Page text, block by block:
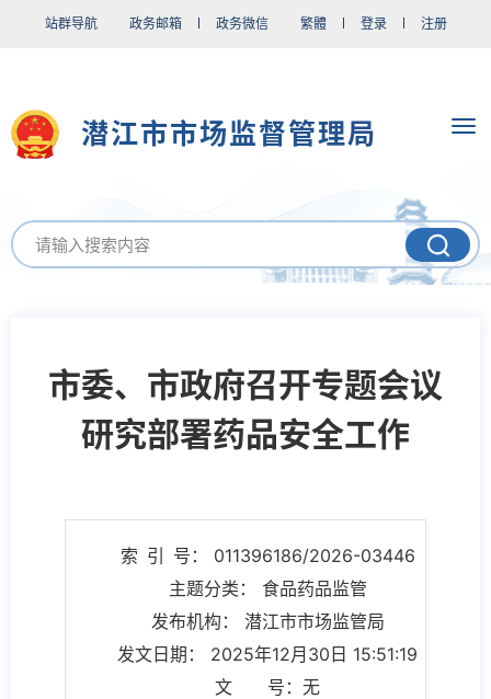
站群导航 政务邮箱 政务微信 繁體 登录 注册
潜江市市场监督管理局
市委、市政府召开专题会议
研究部署药品安全工作
索 引 号： 011396186/2026-03446
主题分类： 食品药品监管
发布机构： 潜江市市场监管局
发文日期： 2025年12月30日 15:51:19
文 号：无